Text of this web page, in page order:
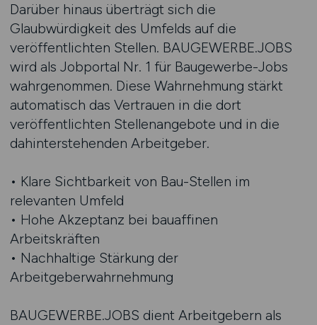
Darüber hinaus überträgt sich die
Glaubwürdigkeit des Umfelds auf die
veröffentlichten Stellen. BAUGEWERBE.JOBS
wird als Jobportal Nr. 1 für Baugewerbe-Jobs
wahrgenommen. Diese Wahrnehmung stärkt
automatisch das Vertrauen in die dort
veröffentlichten Stellenangebote und in die
dahinterstehenden Arbeitgeber.
• Klare Sichtbarkeit von Bau-Stellen im
relevanten Umfeld
• Hohe Akzeptanz bei bauaffinen
Arbeitskräften
• Nachhaltige Stärkung der
Arbeitgeberwahrnehmung
BAUGEWERBE.JOBS dient Arbeitgebern als